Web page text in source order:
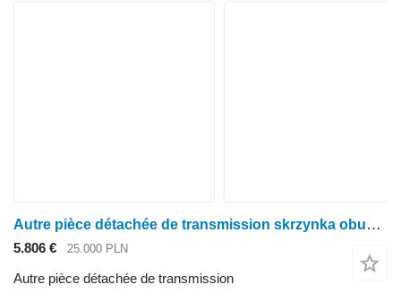
Autre pièce détachée de transmission skrzynka obudowa osi RE587130 pour tracteur à roues John Deere 8245R 8270R 8295R 8320R 8335R 8345R 8370R 8400R
5.806 € 25.000 PLN
Autre pièce détachée de transmission